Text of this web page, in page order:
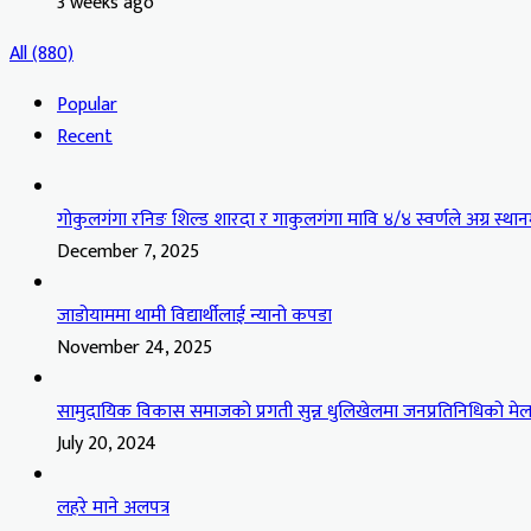
All (880)
Popular
Recent
गोकुलगंगा रनिङ शिल्ड शारदा र गाकुलगंगा मावि ४/४ स्वर्णले अग्र
December 7, 2025
जाडोयाममा थामी विद्यार्थीलाई न्यानो कपडा
November 24, 2025
सामुदायिक विकास समाजको प्रगती सुन्न धुलिखेलमा जनप्रतिनिधिको
July 20, 2024
लहरे माने अलपत्र